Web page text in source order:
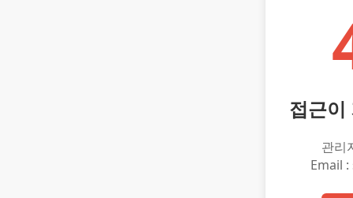
접근이
관리
Email